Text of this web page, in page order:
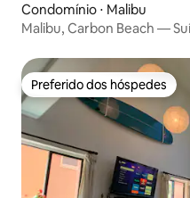
Condomínio ⋅ Malibu
Malibu, Carbon Beach —
Preferido dos hóspedes
Preferido dos hóspedes